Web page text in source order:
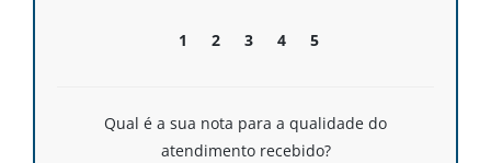
1 2 3 4 5
Qual é a sua nota para a qualidade do
atendimento recebido?